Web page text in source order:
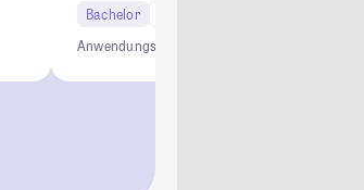
Bachelor
Anwendungsorientiert